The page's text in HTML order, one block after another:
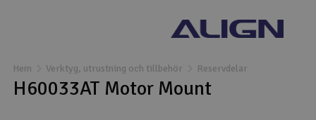
Drönare
Drönare för FPV
Hem Verktyg, utrustning och tillbehör Reservdelar
H60033AT Motor Mount